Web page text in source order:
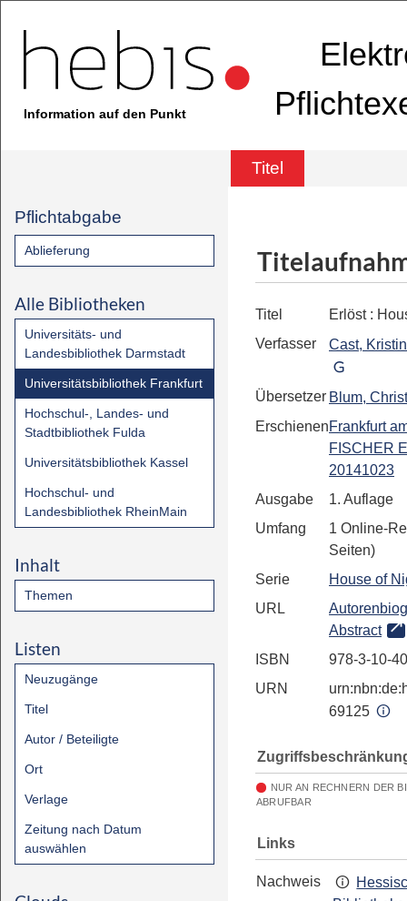
Information auf den Punkt
Titel
Pflichtabgabe
Ablieferung
Alle Bibliotheken
Universitäts- und
Landesbibliothek Darmstadt
Universitätsbibliothek Frankfurt
Hochschul-, Landes- und
Stadtbibliothek Fulda
Universitätsbibliothek Kassel
Hochschul- und
Landesbibliothek RheinMain
Inhalt
Themen
Listen
Neuzugänge
Titel
Autor / Beteiligte
Ort
Verlage
Zeitung nach Datum
auswählen
Titel Erlöst:
Verfasser
Cast, Kristin
Übersetzer Blum,
ErschienenFrankfurt
FISCHER
20141023
Ausgabe
1. Auflage
Umfang
1 Online-
Seiten)
Serie
House of
URL
Abstract
ISBN
978-3-10-
URN
69125
NUR AN RECHNERN DER
ABRUFBAR
Links
Nachweis